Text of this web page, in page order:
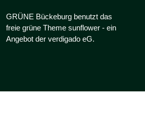
GRÜNE Bückeburg benutzt das
freie grüne Theme sunflower ‐ ein
Angebot der verdigado eG.